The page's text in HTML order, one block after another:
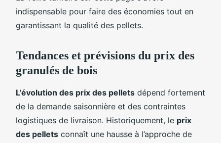
indispensable pour faire des économies tout en
garantissant la qualité des pellets.
Tendances et prévisions du prix des
granulés de bois
L’évolution des prix des pellets dépend fortement
de la demande saisonnière et des contraintes
logistiques de livraison. Historiquement, le prix
des pellets connaît une hausse à l’approche de